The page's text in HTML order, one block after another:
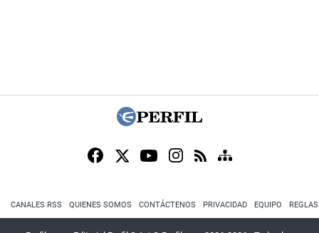
CANALES RSS QUIENES SOMOS CONTÁCTENOS PRIVACIDAD EQUIPO